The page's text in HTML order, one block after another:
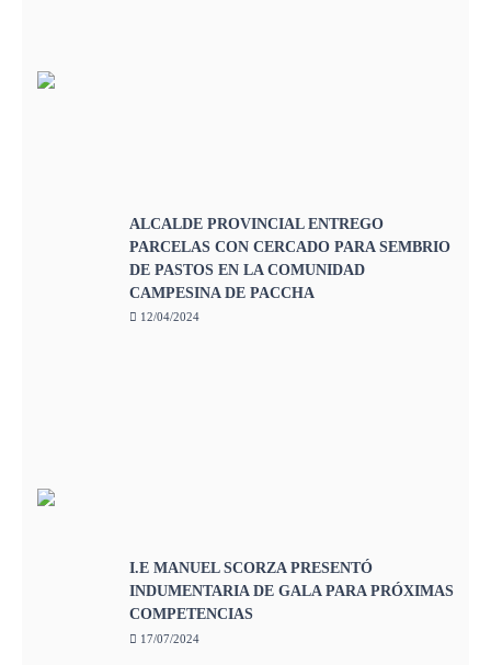
ALCALDE PROVINCIAL ENTREGO
PARCELAS CON CERCADO PARA SEMBRIO
DE PASTOS EN LA COMUNIDAD
CAMPESINA DE PACCHA
12/04/2024
I.E MANUEL SCORZA PRESENTÓ
INDUMENTARIA DE GALA PARA PRÓXIMAS
COMPETENCIAS
17/07/2024